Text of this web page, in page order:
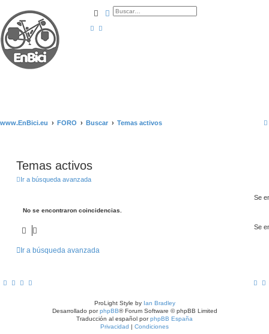
BuscarBúsqueda avanzada
www.EnBici.eu FORO Buscar Temas activos
Temas activos
Ir a búsqueda avanzada
Se
No se encontraron coincidencias.
Se
Ir a búsqueda avanzada
ProLight Style by Ian Bradley
Desarrollado porphpBB® Forum Software © phpBB Limited
Traducción al español porphpBB España
Privacidad | Condiciones